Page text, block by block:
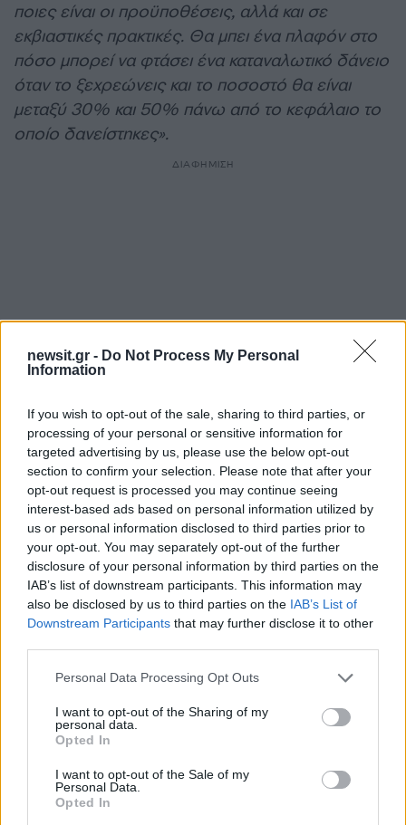
newsit.gr - Do Not Process My Personal
Information
If you wish to opt-out of the sale, sharing to third parties, or
processing of your personal or sensitive information for
targeted advertising by us, please use the below opt-out
section to confirm your selection. Please note that after your
opt-out request is processed you may continue seeing
interest-based ads based on personal information utilized by
us or personal information disclosed to third parties prior to
your opt-out. You may separately opt-out of the further
disclosure of your personal information by third parties on the
IAB’s list of downstream participants. This information may
also be disclosed by us to third parties on the IAB’s List of
Downstream Participants that may further disclose it to other
Please note that this website/app uses one or more Google
not limited to your visit or usage behaviour. You may click to
grant or deny consent to Google and its third-party tags to
use your data for below specified purposes in below Google
consent section.
Personal Data Processing Opt Outs
I want to opt-out of the Sharing of my
personal data.
Opted In
I want to opt-out of the Sale of my
Personal Data.
Opted In
ποιες είναι οι προϋποθέσεις, αλλά και σε
εκβιαστικές πρακτικές. Θα μπει ένα πλαφόν στο
πόσο μπορεί να φτάσει ένα καταναλωτικό δάνειο
όταν το ξεχρεώνεις και το ποσοστό θα είναι
μεταξύ 30% και 50% πάνω από το κεφάλαιο το
οποίο δανείστηκες».
ΔΙΑΦΗΜΙΣΗ
Σχόλια
Αν τα χάσατε
του ιού του Δυτικού Νείλου
με κρούσματα στην Αττική
- «Καμπανάκι» από τον
για την προστασία της
δημόσιας υγείας
Κρήτη: Τουρίστας
πόσο να πληρώσει
ασελγήσει σε
αμέριμνο σε αυλή